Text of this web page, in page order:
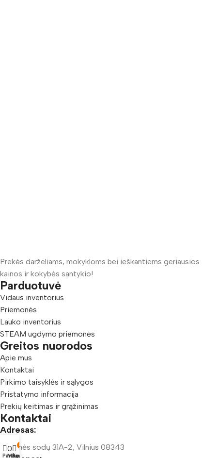
Prekės darželiams, mokykloms bei ieškantiems geriausios
kainos ir kokybės santykio!
Parduotuvė
Vidaus inventorius
Priemonės
Lauko inventorius
STEAM ugdymo priemonės
Greitos nuorodos
Apie mus
Kontaktai
Pirkimo taisyklės ir sąlygos
Pristatymo informacija
Prekių keitimas ir grąžinimas
Kontaktai
Adresas:
Šeškinės sodų 31A-2, Vilnius 08343
Parduotuvė
0
Mėgstamiausi
0
Krepšelis